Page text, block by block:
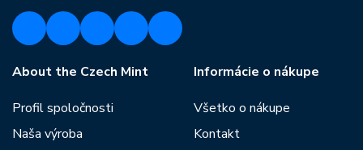
About the Czech Mint
Profil spoločnosti
Naša výroba
Informácie o nákupe
Všetko o nákupe
Kontakt